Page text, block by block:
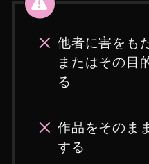
他者に害をも
またはその目
る
作品をそのま
する